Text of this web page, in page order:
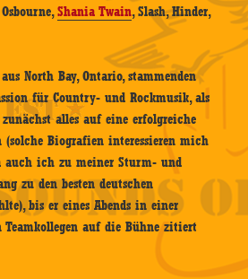
Shania Twain, Slash, Hinder,
North Bay, Ontario, stammenden
für Country- und Rockmusik, als
alles auf eine erfolgreiche
(solche Biografien interessieren mich
auch ich zu meiner Sturm- und
zu den besten deutschen
bis er eines Abends in einer
Teamkollegen auf die Bühne zitiert